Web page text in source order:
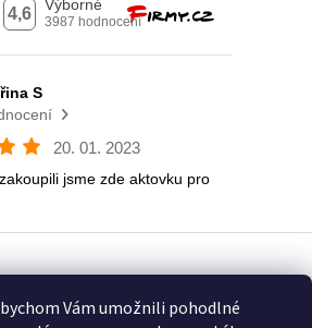
Vám umožnili pohodlné